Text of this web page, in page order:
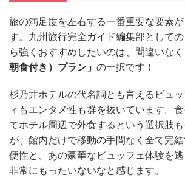
旅の満足度を左右する一番重要な要素
す。九州旅行完全ガイド編集部として
ら強くおすすめしたいのは、間違いなく
朝食付き）プラン」 の一択です！
杉乃井ホテルの代名詞とも言えるビュ
ィもエンタメ性も群を抜いています。
てホテル周辺で外食するという選択肢
が、館内だけで移動の手間なく全て完
便性と、あの豪華なビュッフェ体験を逃
非常にもったいないなと感じます。